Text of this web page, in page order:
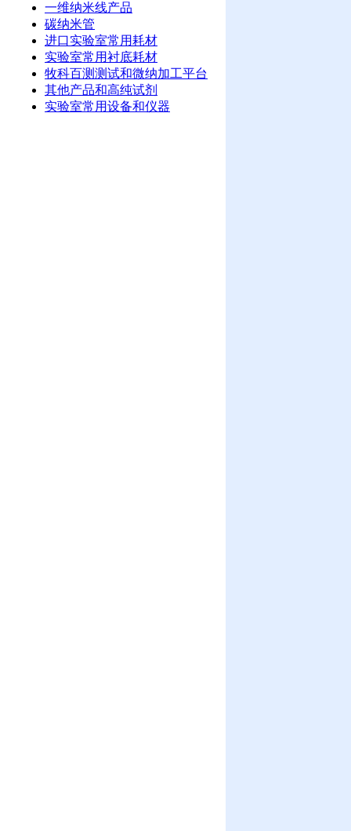
一维纳米线产品
碳纳米管
进口实验室常用耗材
实验室常用衬底耗材
牧科百测测试和微纳加工平台
其他产品和高纯试剂
实验室常用设备和仪器